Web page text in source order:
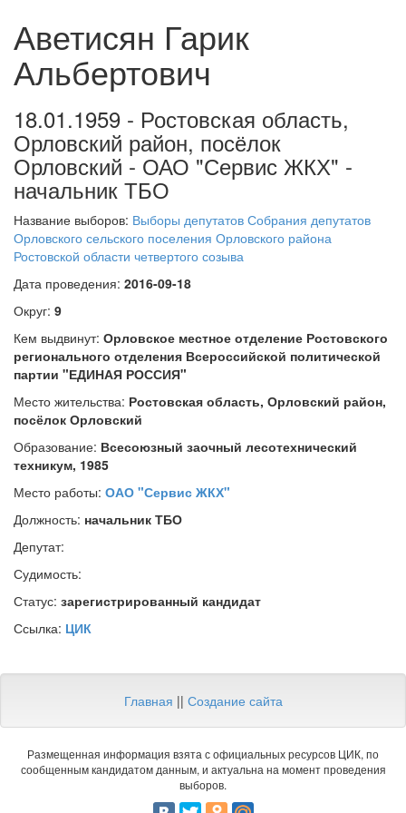
Аветисян Гарик
Альбертович
18.01.1959 - Ростовская область,
Орловский район, посёлок
Орловский - ОАО "Сервис ЖКХ" -
начальник ТБО
Название выборов: Выборы депутатов Собрания депутатов
Орловского сельского поселения Орловского района
Ростовской области четвертого созыва
Дата проведения: 2016-09-18
Округ: 9
Кем выдвинут: Орловское местное отделение Ростовского
регионального отделения Всероссийской политической
партии "ЕДИНАЯ РОССИЯ"
Место жительства: Ростовская область, Орловский район,
посёлок Орловский
Образование: Всесоюзный заочный лесотехнический
техникум, 1985
Место работы: ОАО "Сервис ЖКХ"
Должность: начальник ТБО
Депутат:
Судимость:
Статус: зарегистрированный кандидат
Ссылка: ЦИК
Главная || Создание сайта
Размещенная информация взята с официальных ресурсов ЦИК, по
сообщенным кандидатом данным, и актуальна на момент проведения
выборов.